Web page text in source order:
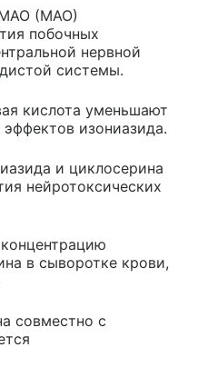
МАО (МАО)
побочных
нервной
системы.
кислота уменьшают
изониазида.
и циклосерина
нейротоксических
в сыворотке крови,
совместно с